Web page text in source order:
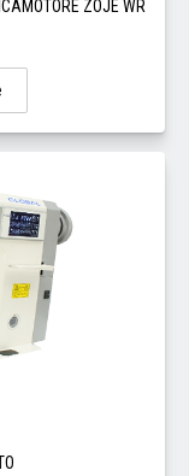
ZOJE WR